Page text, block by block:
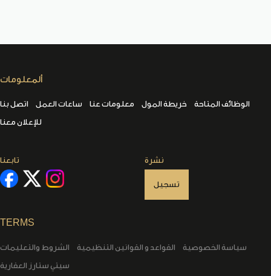
ألمعلومات
اتصل بنا ساعات العمل معلومات عنا خريطة المول
الوظائف المتاحة
للإعلان معنا
تابعنا نشرة
تسجيل
TERMS
الشروط والتعليمات القواعد و القوانين التنظيمية
سياسة الخصوصية
سيتي ستارز العقارية